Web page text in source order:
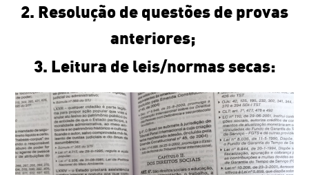
2. Resolução de questões de provas
anteriores;
3. Leitura de leis/normas secas: